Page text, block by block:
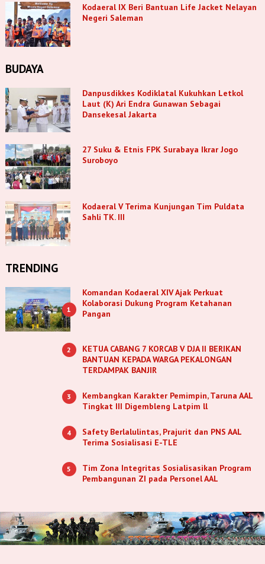
Kodaeral IX Beri Bantuan Life Jacket Nelayan
Negeri Saleman
BUDAYA
Danpusdikkes Kodiklatal Kukuhkan Letkol
Laut (K) Ari Endra Gunawan Sebagai
Dansekesal Jakarta
27 Suku & Etnis FPK Surabaya Ikrar Jogo
Suroboyo
Kodaeral V Terima Kunjungan Tim Puldata
Sahli TK. III
TRENDING
1
Komandan Kodaeral XIV Ajak Perkuat
Kolaborasi Dukung Program Ketahanan
Pangan
2
KETUA CABANG 7 KORCAB V DJA II BERIKAN
BANTUAN KEPADA WARGA PEKALONGAN
TERDAMPAK BANJIR
3
Kembangkan Karakter Pemimpin, Taruna AAL
Tingkat III Digembleng Latpim ll
4
Safety Berlalulintas, Prajurit dan PNS AAL
Terima Sosialisasi E-TLE
5
Tim Zona Integritas Sosialisasikan Program
Pembangunan ZI pada Personel AAL